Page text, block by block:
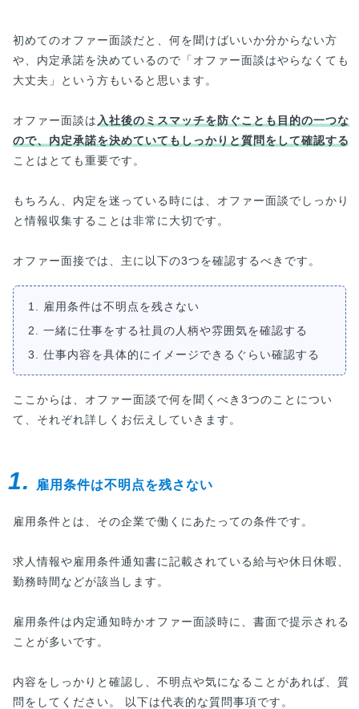
初めてのオファー面談だと、何を聞けばいいか分からない方
や、内定承諾を決めているので「オファー面談はやらなくても
大丈夫」という方もいると思います。
オファー面談は 入社後のミスマッチを防ぐことも目的の一つな
ので、内定承諾を決めていてもしっかりと質問をして確認する
ことはとても重要です。
もちろん、内定を迷っている時には、オファー面談でしっかり
と情報収集することは非常に大切です。
オファー面接では、主に以下の3つを確認するべきです。
1. 雇用条件は不明点を残さない
2. 一緒に仕事をする社員の人柄や雰囲気を確認する
3. 仕事内容を具体的にイメージできるぐらい確認する
ここからは、オファー面談で何を聞くべき3つのことについ
て、それぞれ詳しくお伝えしていきます。
1. 雇用条件は不明点を残さない
雇用条件とは、その企業で働くにあたっての条件です。
求人情報や雇用条件通知書に記載されている給与や休日休暇、
勤務時間などが該当します。
雇用条件は内定通知時かオファー面談時に、書面で提示される
ことが多いです。
内容をしっかりと確認し、不明点や気になることがあれば、質
問をしてください。 以下は代表的な質問事項です。